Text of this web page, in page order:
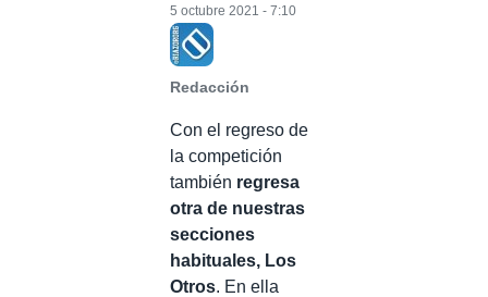
Redacción
5 octubre 2021 - 7:10
Con el regreso de
la competición
también regresa
otra de nuestras
secciones
habituales, Los
Otros. En ella